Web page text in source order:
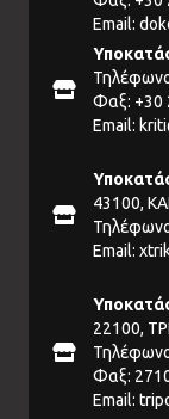
Email:
Φαξ: +30
Email:
43100,
Email:
22100,
Φαξ:
Email: